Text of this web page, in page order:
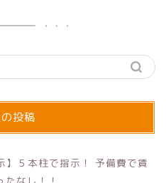
投稿
】５本柱で指示！ 予備費で賃